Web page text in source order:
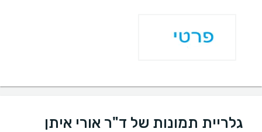
גלריית תמונות של ד"ר אורי איתן